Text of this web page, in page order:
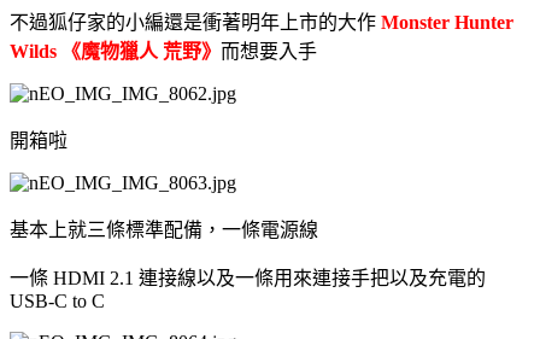
不過狐仔家的小編還是衝著明年上市的大作 Monster Hunter
Wilds 《魔物獵人 荒野》 而想要入手
開箱啦
基本上就三條標準配備，一條電源線
一條 HDMI 2.1 連接線以及一條用來連接手把以及充電的
USB-C to C